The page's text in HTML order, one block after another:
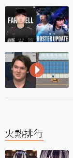
火熱排行